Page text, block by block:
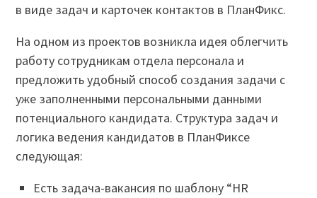
в виде задач и карточек контактов в ПланФикс.
На одном из проектов возникла идея облегчить
работу сотрудникам отдела персонала и
предложить удобный способ создания задачи с
уже заполненными персональными данными
потенциального кандидата. Структура задач и
логика ведения кандидатов в ПланФиксе
следующая:
Есть задача-вакансия по шаблону “HR